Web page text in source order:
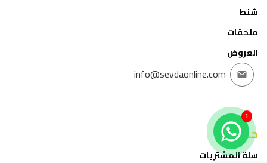
شنط
ملحقات
العروض
info@sevdaonline.com
حسابي
سلة المشتريات
1